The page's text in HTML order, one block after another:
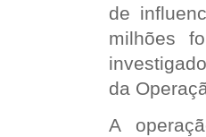
de
milhões
da
A